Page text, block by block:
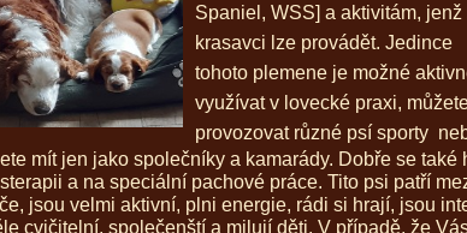
Spaniel, WSS] a aktivitám, jenž
krasavci lze provádět. Jedince
tohoto plemene je možné
využívat v lovecké praxi,
provozovat různé psí sporty
mít jen jako společníky a kamarády. Dobře se také
a na speciální pachové práce. Tito psi patří
jsou velmi aktivní, plni energie, rádi si hrají, jsou
cvičitelní, společenští a milují děti. V případě, že